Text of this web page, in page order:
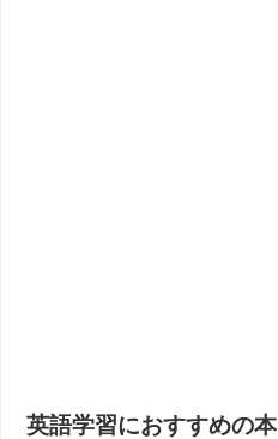
英語学習におすすめの本